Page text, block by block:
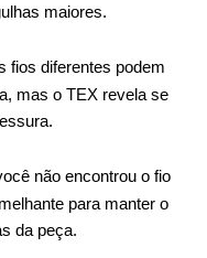
maiores.
fios diferentes podem
mas o TEX revela se
não encontrou o fio
para manter o
da peça.